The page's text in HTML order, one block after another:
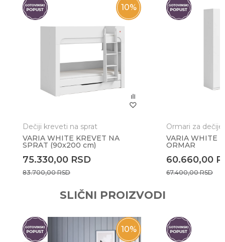
Email
Anti-spam zaštita - izračunajte koliko je 2 + 3 :
10%
Dečiji kreveti na sprat
VARIA WHITE KREVET NA
SPRAT (90x200 cm)
75.330,00 RSD
83.700,00RSD
Ormari za dečije
VARIA WHITE
ORMAR
60.660,00
67.400,00RSD
SLIČNI PROIZVODI
10%